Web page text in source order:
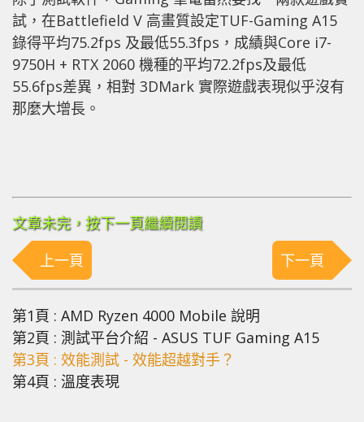
試，在Battlefield V 高畫質設定TUF-Gaming A15
錄得平均75.2fps 及最低55.3fps，成績與Core i7-
9750H + RTX 2060 機種的平均72.2fps及最低
55.6fps差異，相對 3DMark 實際遊戲表現似乎沒有
那麼大增長。
文章未完，按下一頁繼續閱讀
上一頁
下一頁
第1頁 : AMD Ryzen 4000 Mobile 說明
第2頁 : 測試平台介紹 - ASUS TUF Gaming A15
第3頁 : 效能測試 - 效能超越對手？
第4頁 : 溫度表現